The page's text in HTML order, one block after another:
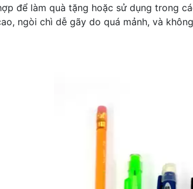
để làm quà tặng hoặc sử dụng trong
ngòi chì dễ gãy do quá mảnh, và